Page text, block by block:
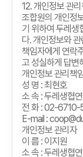
12.개인정보 관
조합원의 개인정
기 위하여 두레생
다.개인정보와 관
책임자에게 연락
고 성실하게 답변
개인정보 관리책
성 명 :최현호
소 속 :두레생협
전 화: 02-6710-
E-mail :
개인정보 관리자
이 름 : 이지원
소 속 :두레생협